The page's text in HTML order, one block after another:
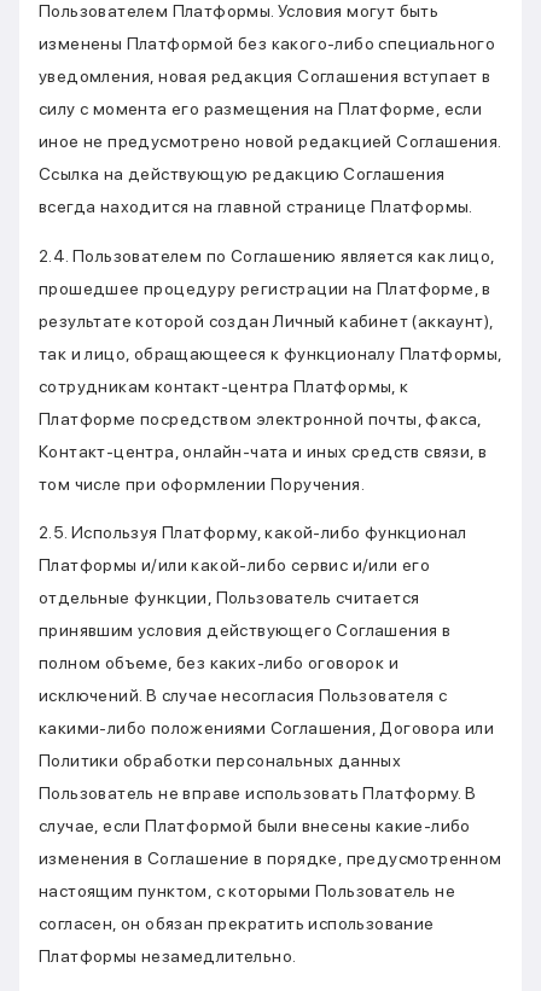
Пользователем Платформы. Условия могут быть
изменены Платформой без какого-либо специального
уведомления, новая редакция Соглашения вступает в
силу с момента его размещения на Платформе, если
иное не предусмотрено новой редакцией Соглашения.
Ссылка на действующую редакцию Соглашения
всегда находится на главной странице Платформы.
2.4. Пользователем по Соглашению является как лицо,
прошедшее процедуру регистрации на Платформе, в
результате которой создан Личный кабинет (аккаунт),
так и лицо, обращающееся к функционалу Платформы,
сотрудникам контакт-центра Платформы, к
Платформе посредством электронной почты, факса,
Контакт-центра, онлайн-чата и иных средств связи, в
том числе при оформлении Поручения.
2.5. Используя Платформу, какой-либо функционал
Платформы и/или какой-либо сервис и/или его
отдельные функции, Пользователь считается
принявшим условия действующего Соглашения в
полном объеме, без каких-либо оговорок и
исключений. В случае несогласия Пользователя с
какими-либо положениями Соглашения, Договора или
Политики обработки персональных данных
Пользователь не вправе использовать Платформу. В
случае, если Платформой были внесены какие-либо
изменения в Соглашение в порядке, предусмотренном
настоящим пунктом, с которыми Пользователь не
согласен, он обязан прекратить использование
Платформы незамедлительно.